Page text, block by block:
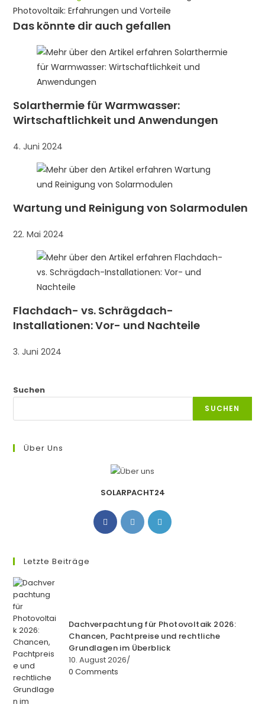
Artikel
ansehen
Photovoltaik: Erfahrungen und Vorteile
Das könnte dir auch gefallen
Solarthermie für Warmwasser:
Wirtschaftlichkeit und Anwendungen
4. Juni 2024
Wartung und Reinigung von Solarmodulen
22. Mai 2024
Flachdach- vs. Schrägdach-
Installationen: Vor- und Nachteile
3. Juni 2024
Suchen
SUCHEN
Über Uns
SOLARPACHT24
Opens
in
Opens
in
Opens
Letzte Beiträge
Dachverpachtung für Photovoltaik 2026:
Chancen, Pachtpreise und rechtliche
Grundlagen im Überblick
10. August 2026/
0 Comments